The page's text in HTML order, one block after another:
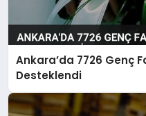
Ankara’da 7726 Genç
Desteklendi